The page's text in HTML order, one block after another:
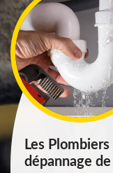
Les
dépannage